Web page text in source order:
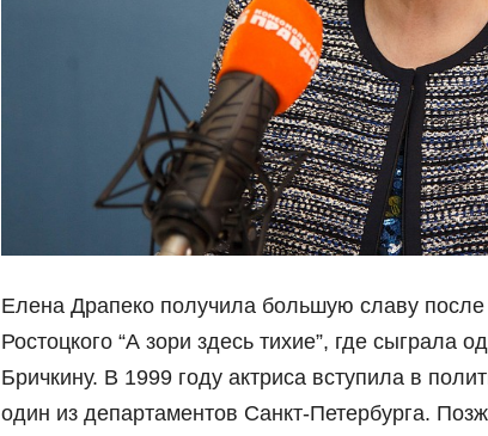
Елена Драпеко получила большую славу
Ростоцкого “А зори здесь тихие”, где сыграла
Бричкину. В 1999 году актриса вступила в
один из департаментов Санкт-Петербурга.